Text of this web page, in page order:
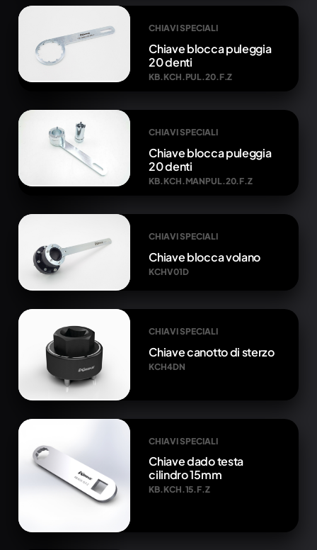
CHIAVI SPECIALI
Chiave blocca puleggia
20 denti
KB.KCH.PUL.20.F.Z
CHIAVI SPECIALI
Chiave blocca puleggia
20 denti
KB.KCH.MANPUL.20.F.Z
CHIAVI SPECIALI
Chiave blocca volano
KCHV01D
CHIAVI SPECIALI
Chiave canotto di sterzo
KCH4DN
CHIAVI SPECIALI
Chiave dado testa
cilindro 15mm
KB.KCH.15.F.Z